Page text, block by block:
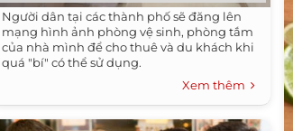
Người dân tại các thành phố sẽ đăng lên
mạng hình ảnh phòng vệ sinh, phòng tắm
của nhà mình để cho thuê và du khách khi
quá "bí" có thể sử dụng.
Xem thêm